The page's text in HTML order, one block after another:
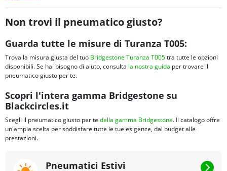
Non trovi il pneumatico giusto?
Guarda tutte le misure di Turanza T005:
Trova la misura giusta del tuo Bridgestone Turanza T005tra tutte le opzioni
disponibili. Se hai bisogno di aiuto, consulta la nostra guida per trovare il
pneumatico giusto per te.
Scopri l'intera gamma Bridgestone su
Blackcircles.it
Scegli il pneumatico giusto per te della gamma Bridgestone. Il catalogo offre
un'ampia scelta per soddisfare tutte le tue esigenze, dal budget alle
prestazioni.
Pneumatici Estivi